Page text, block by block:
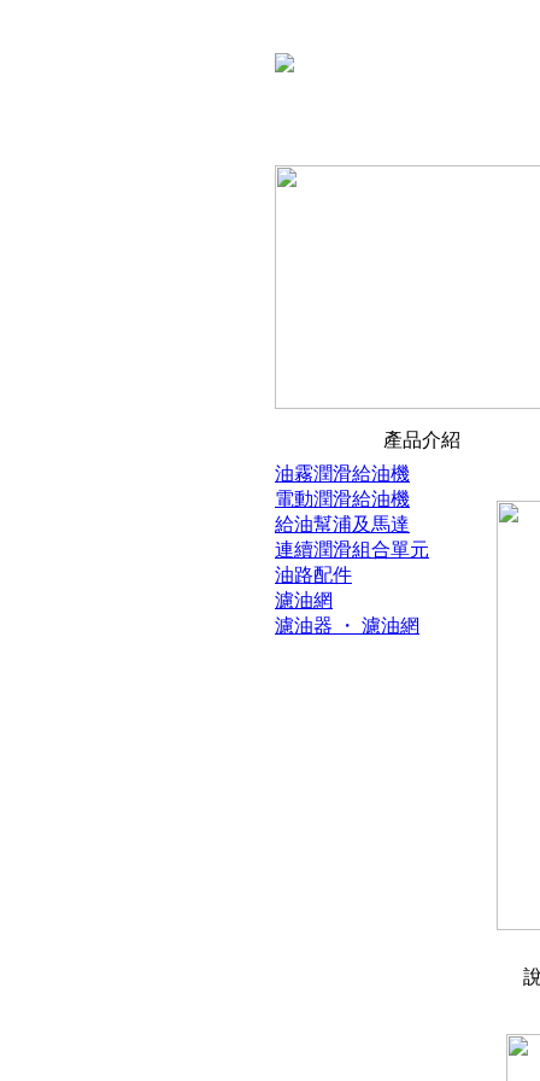
產品介紹
油霧潤滑給油機
電動潤滑給油機
給油幫浦及馬達
連續潤滑組合單元
油路配件
濾油網
濾油器 ・ 濾油網